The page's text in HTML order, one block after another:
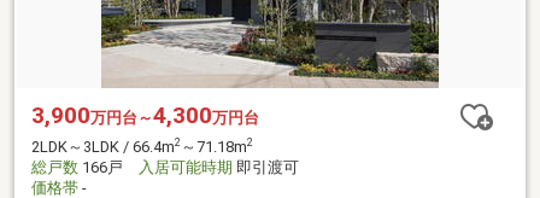
3,900万円台～4,300万円台
2LDK～3LDK / 66.4m2 ～71.18m2
総戸数 166戸 入居可能時期 即引渡可
価格帯 -